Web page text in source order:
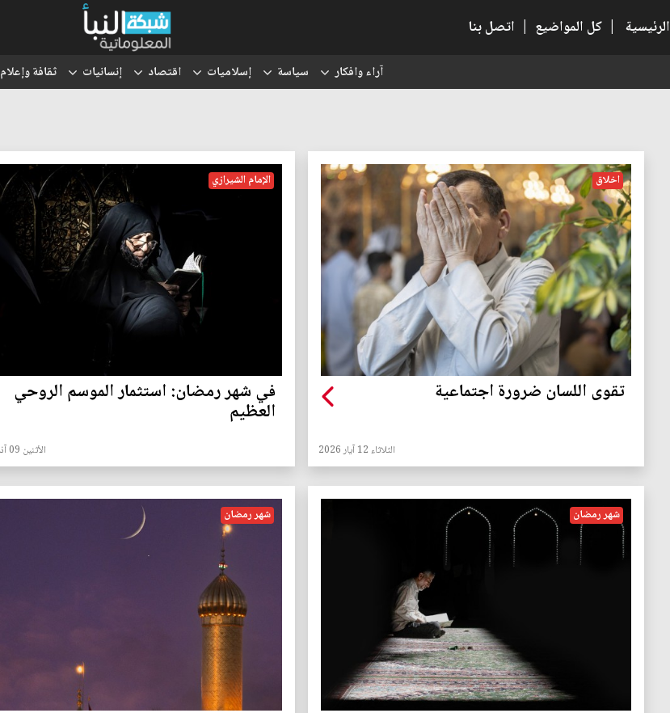
الرئيسية | كل المواضيع | اتصل بنا
آراء وافكار سياسة إسلاميات اقتصاد إنسانيات ثقافة وإعلام
اخلاق
تقوى اللسان ضرورة اجتماعية
الثلاثاء 12 آيار 2026
الإمام الشيرازي
في شهر رمضان: استثمار الموسم الروحي
العظيم
الأثنين 09 آذار 2026
شهر رمضان شهر رمضان